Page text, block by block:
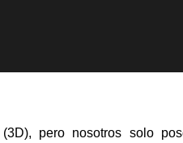
pero nosotros solo